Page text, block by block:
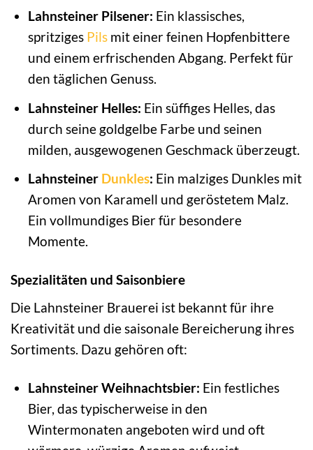
Lahnsteiner Pilsener: Ein klassisches,
spritziges Pilsmit einer feinen Hopfenbittere
und einem erfrischenden Abgang. Perfekt für
den täglichen Genuss.
Lahnsteiner Helles: Ein süffiges Helles, das
durch seine goldgelbe Farbe und seinen
milden, ausgewogenen Geschmack überzeugt.
Lahnsteiner Dunkles: Ein malziges Dunkles mit
Aromen von Karamell und geröstetem Malz.
Ein vollmundiges Bier für besondere
Momente.
Spezialitäten und Saisonbiere
Die Lahnsteiner Brauerei ist bekannt für ihre
Kreativität und die saisonale Bereicherung ihres
Sortiments. Dazu gehören oft:
Lahnsteiner Weihnachtsbier: Ein festliches
Bier, das typischerweise in den
Wintermonaten angeboten wird und oft